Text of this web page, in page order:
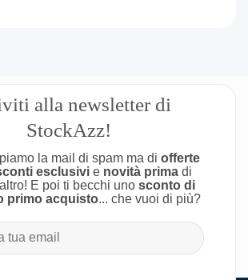
alla newsletter di
StockAzz!
la mail di spam ma di offerte
esclusivie novità primadi
E poi ti becchi uno sconto di
primo acquisto... che vuoi di più?